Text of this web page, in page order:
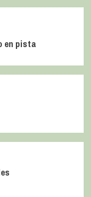
en pista